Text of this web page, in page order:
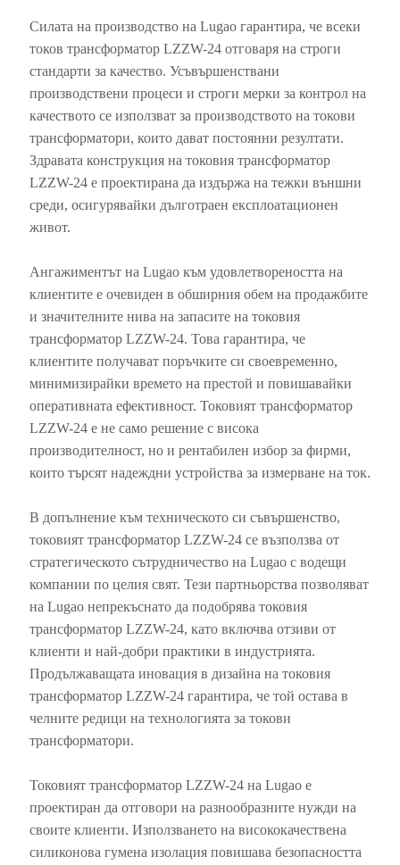
Силата на производство на Lugao гарантира, че всеки
токов трансформатор LZZW-24 отговаря на строги
стандарти за качество. Усъвършенствани
производствени процеси и строги мерки за контрол на
качеството се използват за производството на токови
трансформатори, които дават постоянни резултати.
Здравата конструкция на токовия трансформатор
LZZW-24 е проектирана да издържа на тежки външни
среди, осигурявайки дълготраен експлоатационен
живот.
Ангажиментът на Lugao към удовлетвореността на
клиентите е очевиден в обширния обем на продажбите
и значителните нива на запасите на токовия
трансформатор LZZW-24. Това гарантира, че
клиентите получават поръчките си своевременно,
минимизирайки времето на престой и повишавайки
оперативната ефективност. Токовият трансформатор
LZZW-24 е не само решение с висока
производителност, но и рентабилен избор за фирми,
които търсят надеждни устройства за измерване на ток.
В допълнение към техническото си съвършенство,
токовият трансформатор LZZW-24 се възползва от
стратегическото сътрудничество на Lugao с водещи
компании по целия свят. Тези партньорства позволяват
на Lugao непрекъснато да подобрява токовия
трансформатор LZZW-24, като включва отзиви от
клиенти и най-добри практики в индустрията.
Продължаващата иновация в дизайна на токовия
трансформатор LZZW-24 гарантира, че той остава в
челните редици на технологията за токови
трансформатори.
Токовият трансформатор LZZW-24 на Lugao е
проектиран да отговори на разнообразните нужди на
своите клиенти. Използването на висококачествена
силиконова гумена изолация повишава безопасността